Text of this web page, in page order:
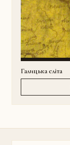
Галицька еліта